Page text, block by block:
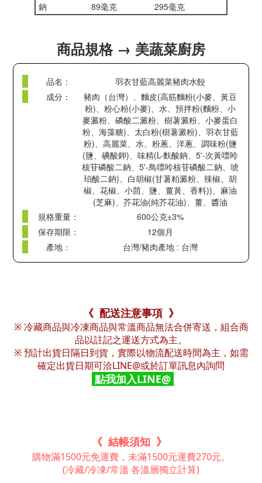
鈉
89毫克 295毫克
商品規格 → 美蔬菜廚房
品名：
羽衣甘藍高麗菜豬肉水餃
成分：
豬肉（台灣）、麵皮(高筋麵粉(小麥、黃豆
粉)、粉心粉(小麥)、水、預拌粉(麵粉、小
麥澱粉、磷酸二澱粉、樹薯澱粉、小麥蛋白
粉、海藻糖)、太白粉(樹薯澱粉)、羽衣甘藍
粉)、高麗菜、水、粉蔥、洋蔥、調味粉(鹽
(鹽、碘酸鉀)、味精(L-麩酸鈉、5'-次黃嘌呤
核苷磷酸二鈉、5'-鳥嘌呤核苷磷酸二鈉、琥
珀酸二鈉)、白胡椒(甘薯粕澱粉、辣椒、胡
椒、花椒、小茴、鹽、薑黃、香料))、麻油
(芝麻)、芥花油(純芥花油)、薑、醬油
規格重量：
600公克±3%
保存期限：
12個月
產地：
台灣/豬肉產地 : 台灣
《 配送注意事項 》
※ 冷藏商品與冷凍商品與常溫商品無法合併寄送，組合商
品以註記之運送方式為主。
※ 預計出貨日隔日到貨，實際以物流配送時間為主，如需
確定出貨日期可洽LINE@或於訂單訊息內詢問
點我加入LINE@
《 結帳須知 》
購物滿1500元免運費，未滿1500元運費270元。
(冷藏/冷凍/常溫 各溫層獨立計算)